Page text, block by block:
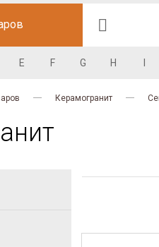
E F G H
Керамогранит